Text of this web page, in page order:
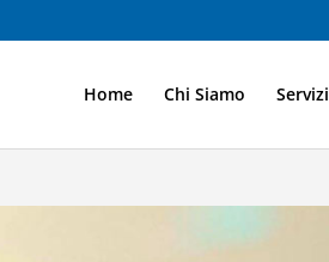
Home Chi Siamo Servizi